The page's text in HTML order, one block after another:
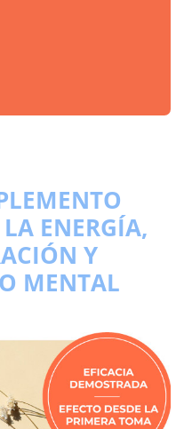
ENERGÍA,
Y
MENTAL